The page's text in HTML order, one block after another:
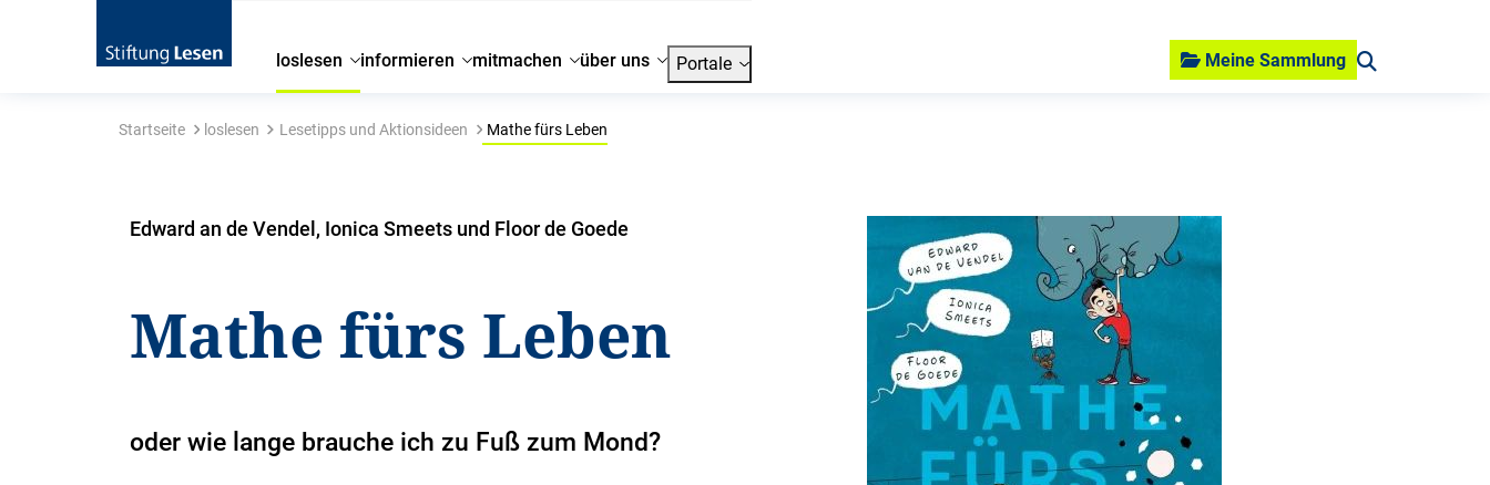
loslesen informieren mitmachen über uns Portale Meine Sammlung
Startseite loslesen Lesetipps und Aktionsideen Mathe fürs Leben
Edward an de Vendel, Ionica Smeets und Floor de Goede
Mathe fürs Leben
oder wie lange brauche ich zu Fuß zum Mond?